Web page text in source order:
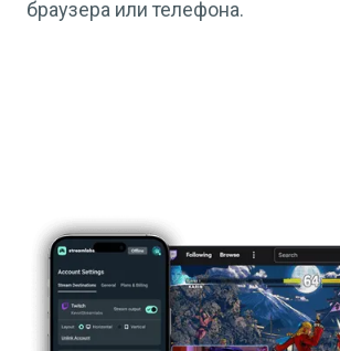
браузера или телефона.